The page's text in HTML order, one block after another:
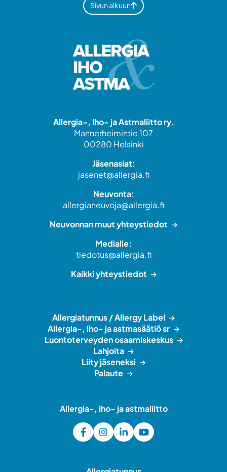
Sivun alkuun
Allergia-, Iho- ja Astmaliitto ry.
Mannerheimintie 107
00280 Helsinki
Jäsenasiat:
jasenet@allergia.fi
Neuvonta:
allergianeuvoja@allergia.fi
Neuvonnan muut yhteystiedot
Medialle:
tiedotus@allergia.fi
Kaikki yhteystiedot
Allergiatunnus / Allergy Label
Allergia-, iho- ja astmasäätiö sr
Luontoterveyden osaamiskeskus
Lahjoita
Liity jäseneksi
Palaute
Allergia-, iho- ja astmaliitto